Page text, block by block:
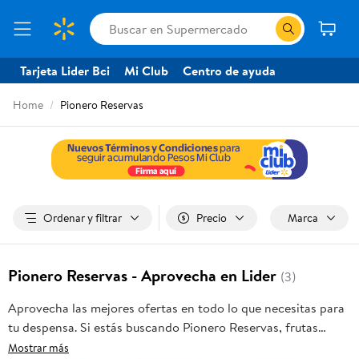
Tarjeta Lider Bci Mi Club Centro de ayuda
Home Pionero Reservas
Ordenar y filtrar Precio Marca
Pionero Reservas - Aprovecha en Lider (3)
Aprovecha las mejores ofertas en todo lo que necesitas para
tu despensa. Si estás buscando Pionero Reservas, frutas
frescas, carnes, pan o productos para el hogar, aquí lo
Mostrar más